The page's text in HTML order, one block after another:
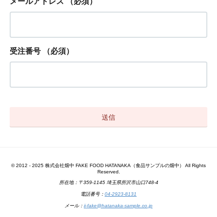
受注番号 （必須）
© 2012 - 2025 株式会社畑中 FAKE FOOD HATANAKA（食品サンプルの畑中） All Rights
Reserved.
所在地：〒359-1145 埼玉県所沢市山口748-4
電話番号： 04-2923-8131
メール： ii-fake@hatanaka-sample.co.jp